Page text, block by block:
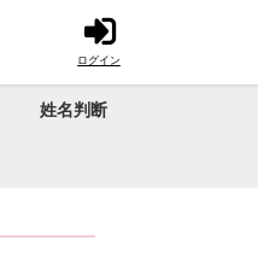
ログイン
姓名判断